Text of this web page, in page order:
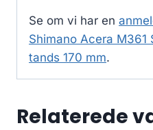
Se om vi har en
Shimano Acera
tands 170 mm.
Relaterede